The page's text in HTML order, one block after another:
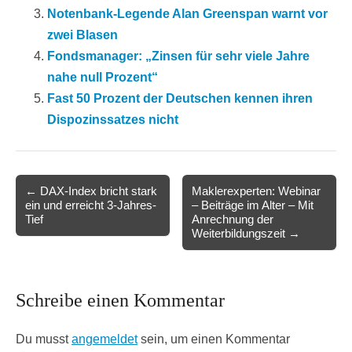
Notenbank-Legende Alan Greenspan warnt vor
zwei Blasen
Fondsmanager: „Zinsen für sehr viele Jahre
nahe null Prozent“
Fast 50 Prozent der Deutschen kennen ihren
Dispozinssatzes nicht
navigation
← DAX-Index bricht stark
ein und erreicht 3-Jahres-
Tief
Maklerexperten: Webinar
– Beiträge im Alter – Mit
Anrechnung der
Weiterbildungszeit →
Schreibe einen Kommentar
Du musstangemeldetsein, um einen Kommentar